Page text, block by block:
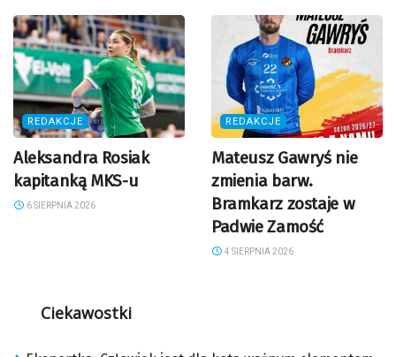
REDAKCJE
Aleksandra Rosiak
kapitanką MKS-u
6 SIERPNIA 2026
REDAKCJE
Mateusz Gawryś nie
zmienia barw.
Bramkarz zostaje w
Padwie Zamość
4 SIERPNIA 2026
Ciekawostki